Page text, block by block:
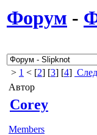
Форум -
> 1 < [2] [3] [4]
Автор
Corey
Members